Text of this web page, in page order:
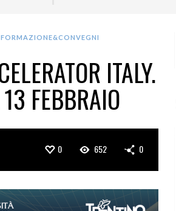
FORMAZIONE&CONVEGNI
ITALY.
FEBBRAIO
0 652 0